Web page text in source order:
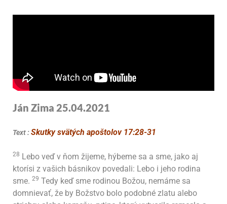
Ján Zima 25.04.2021
Text :Skutky svätých apoštolov 17:28-31
28 Lebo veď v ňom žijeme, hýbeme sa a sme, jako aj
ktorísi z vašich básnikov povedali: Lebo i jeho rodina
sme. 29 Tedy keď sme rodinou Božou, nemáme sa
domnievať, že by Božstvo bolo podobné zlatu alebo